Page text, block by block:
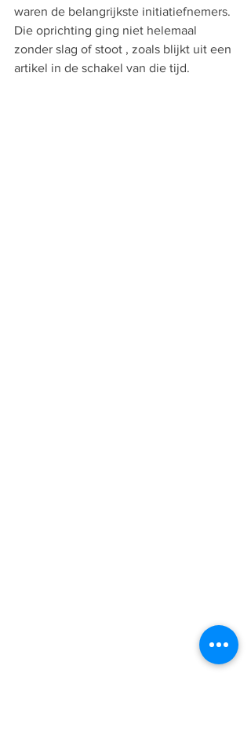
waren de belangrijkste initiatiefnemers.
Die oprichting ging niet helemaal
zonder slag of stoot , zoals blijkt uit een
artikel in de schakel van die tijd.